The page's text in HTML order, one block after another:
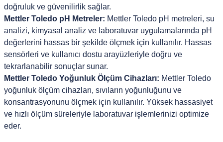
doğruluk ve güvenilirlik sağlar.
Mettler Toledo pH Metreler: Mettler Toledo pH metreleri, su
analizi, kimyasal analiz ve laboratuvar uygulamalarında pH
değerlerini hassas bir şekilde ölçmek için kullanılır. Hassas
sensörleri ve kullanıcı dostu arayüzleriyle doğru ve
tekrarlanabilir sonuçlar sunar.
Mettler Toledo Yoğunluk Ölçüm Cihazları: Mettler Toledo
yoğunluk ölçüm cihazları, sıvıların yoğunluğunu ve
konsantrasyonunu ölçmek için kullanılır. Yüksek hassasiyet
ve hızlı ölçüm süreleriyle laboratuvar işlemlerinizi optimize
eder.